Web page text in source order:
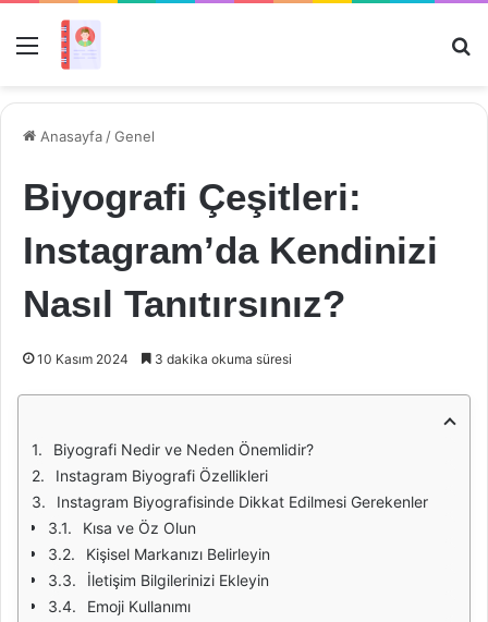
Menü
Anasayfa /Genel
Biyografi Çeşitleri:
Instagram’da Kendinizi
Nasıl Tanıtırsınız?
10 Kasım 2024 3 dakika okuma süresi
Biyografi Nedir ve Neden Önemlidir?
Instagram Biyografi Özellikleri
Instagram Biyografisinde Dikkat Edilmesi Gerekenler
Kısa ve Öz Olun
Kişisel Markanızı Belirleyin
İletişim Bilgilerinizi Ekleyin
Emoji Kullanımı